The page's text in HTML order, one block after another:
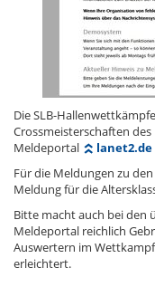
Die SLB-
Crossmeisterschaften
Meldeportal
lanet2.de
Für die Meldungen zu
Meldung für die
Bitte macht auch bei den
Meldeportal reichlich
Auswertern im
erleichtert.